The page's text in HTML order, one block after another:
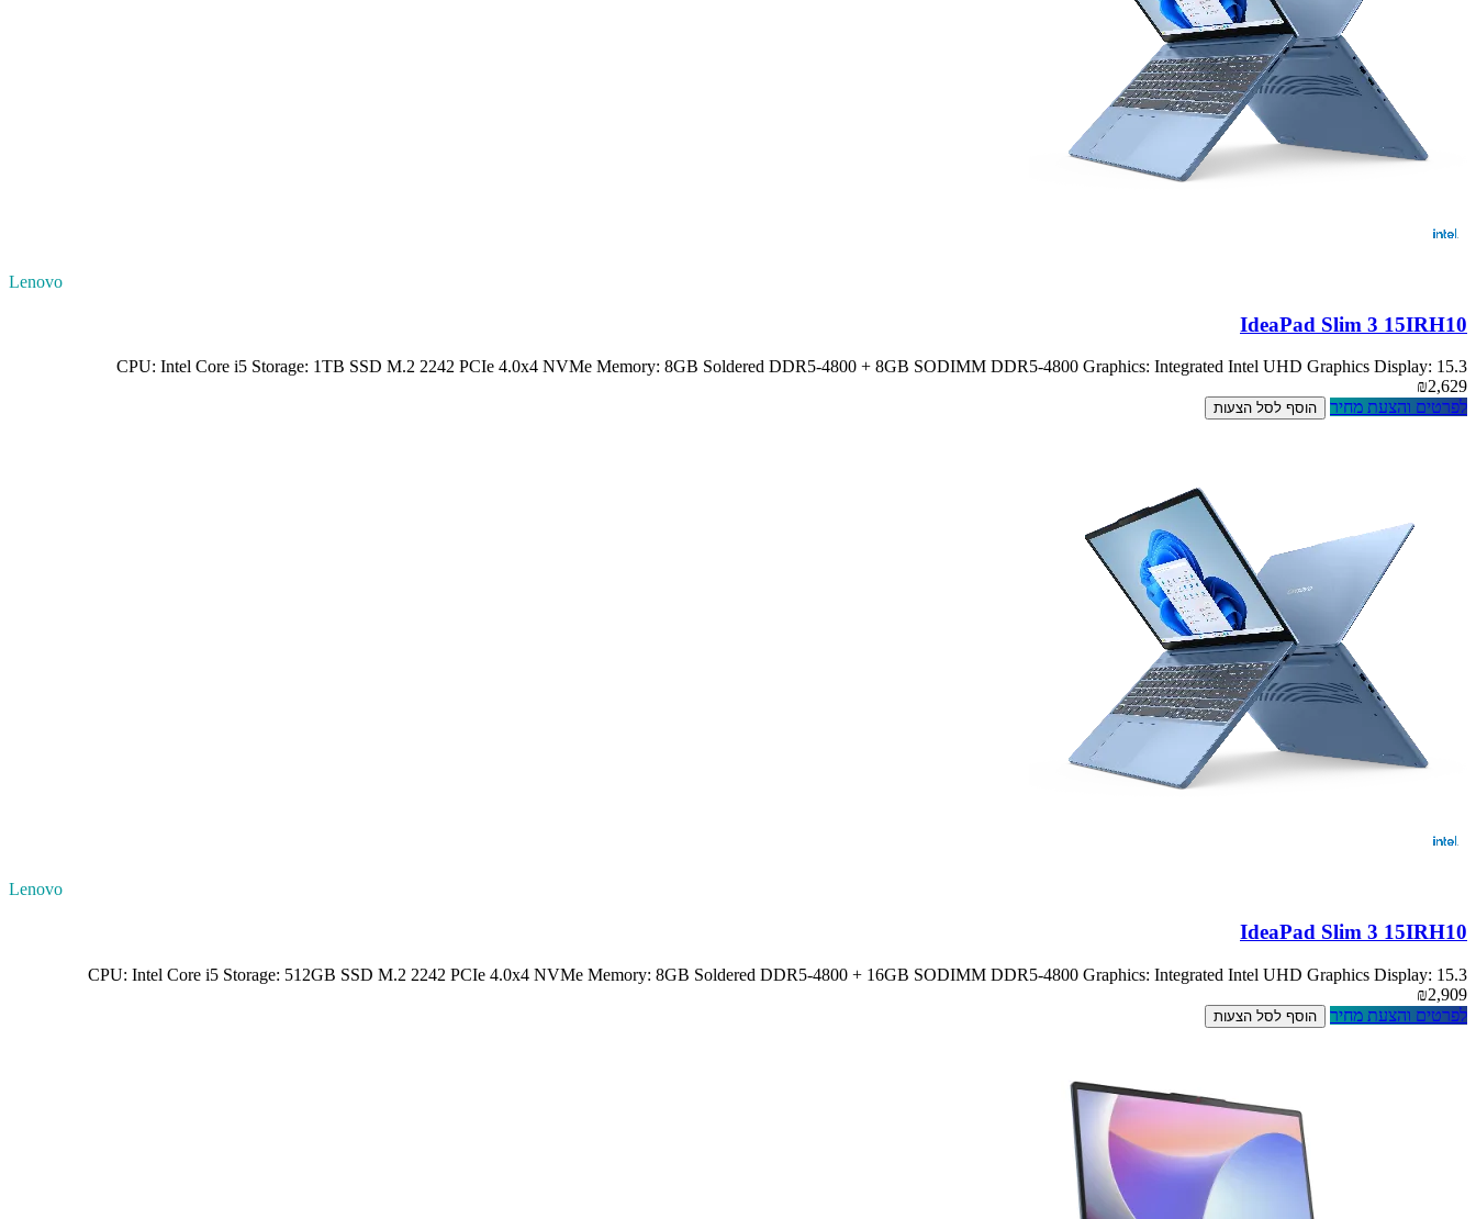
Lenovo
IdeaPad Slim 3 15IRH10
CPU: Intel Core i5 Storage: 1TB SSD M.2 2242 PCIe 4.0x4 NVMe Memory: 8GB Soldered DDR5-4800 + 8GB SODIMM DDR5-4800 Graphics: Integrated Intel UHD Graphics Display: 15.3
₪2,629
לפרטים והצעת מחיר
הוסף לסל הצעות
Lenovo
IdeaPad Slim 3 15IRH10
CPU: Intel Core i5 Storage: 512GB SSD M.2 2242 PCIe 4.0x4 NVMe Memory: 8GB Soldered DDR5-4800 + 16GB SODIMM DDR5-4800 Graphics: Integrated Intel UHD Graphics Display: 15.3
₪2,909
לפרטים והצעת מחיר
הוסף לסל הצעות